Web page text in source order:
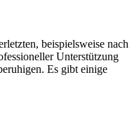
beispielsweise nach
Unterstützung
Es gibt einige